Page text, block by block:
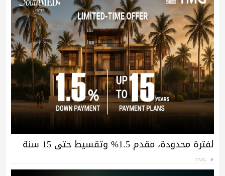
لفترة محدودة، مقدم 1.5% وتقسيط حتى 15 سنة
TMG